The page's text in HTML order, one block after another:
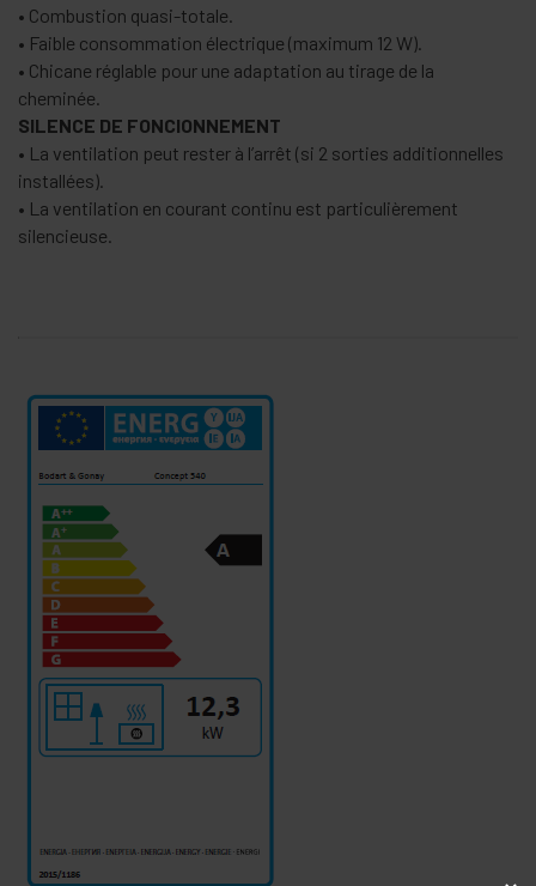
• Combustion quasi-totale.
• Faible consommation électrique (maximum 12 W).
• Chicane réglable pour une adaptation au tirage de la
cheminée.
SILENCE DE FONCIONNEMENT
• La ventilation peut rester à l’arrêt (si 2 sorties additionnelles
installées).
• La ventilation en courant continu est particulièrement
silencieuse.